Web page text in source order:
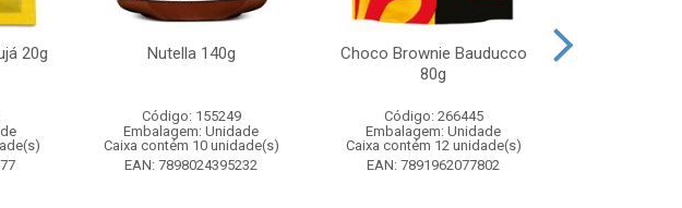
20g Nutella 140g
Código: 155249
Embalagem: Unidade
Caixa contém 10 unidade(s)
EAN: 7898024395232
Choco Brownie Bauducco
80g
Código: 266445
Embalagem: Unidade
Caixa contém 12 unidade(s)
EAN: 7891962077802